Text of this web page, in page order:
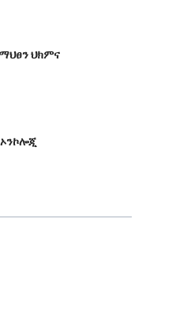
ህክምና
ኦንኮሎጂ